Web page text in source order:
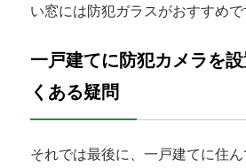
い窓には防犯ガラスがおすすめで
一戸建てに防犯カメラを
くある疑問
それでは最後に、一戸建てに住